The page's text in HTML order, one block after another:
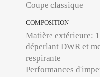
Coupe classique
COMPOSITION
Matière extérieure:
déperlant DWR et
respirante
Performances